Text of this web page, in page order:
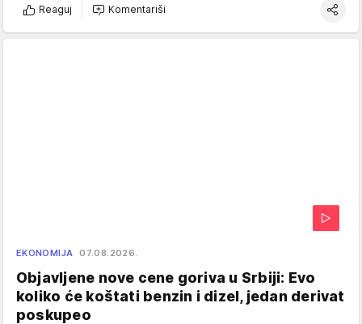
Reaguj Komentariši
EKONOMIJA 07.08.2026.
Objavljene nove cene goriva u Srbiji: Evo
koliko će koštati benzin i dizel, jedan derivat
poskupeo